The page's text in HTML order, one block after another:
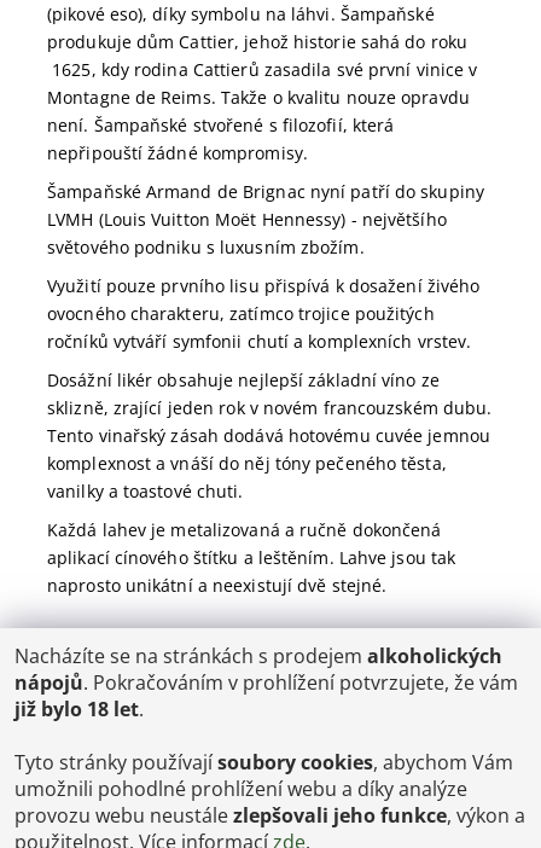
(pikové eso), díky symbolu na láhvi. Šampaňské
produkuje dům Cattier, jehož historie sahá do roku
1625, kdy rodina Cattierů zasadila své první vinice v
Montagne de Reims. Takže o kvalitu nouze opravdu
není. Šampaňské stvořené s filozofií, která
nepřipouští žádné kompromisy.
Šampaňské Armand de Brignac nyní patří do skupiny
LVMH (Louis Vuitton Moët Hennessy) - největšího
světového podniku s luxusním zbožím.
Využití pouze prvního lisu přispívá k dosažení živého
ovocného charakteru, zatímco trojice použitých
ročníků vytváří symfonii chutí a komplexních vrstev.
Dosážní likér obsahuje nejlepší základní víno ze
sklizně, zrající jeden rok v novém francouzském dubu.
Tento vinařský zásah dodává hotovému cuvée jemnou
komplexnost a vnáší do něj tóny pečeného těsta,
vanilky a toastové chuti.
Každá lahev je metalizovaná a ručně dokončená
aplikací cínového štítku a leštěním. Lahve jsou tak
naprosto unikátní a neexistují dvě stejné.
POŠTOVNÉ
ČR: od 95,-
SK: 350,-
€ = 24,00 CZK
Dopravy a Platby
Jsme internetový obchod, osobní odběr není možný.
Nacházíte se na stránkách s prodejem alkoholických
nápojů. Pokračováním v prohlížení potvrzujete, že vám
již bylo 18 let.
Tyto stránky používajísoubory cookies, abychom Vám
umožnili pohodlné prohlížení webu a díky analýze
provozu webu neustálezlepšovali jeho funkce, výkon a
použitelnost. Více informacízde.